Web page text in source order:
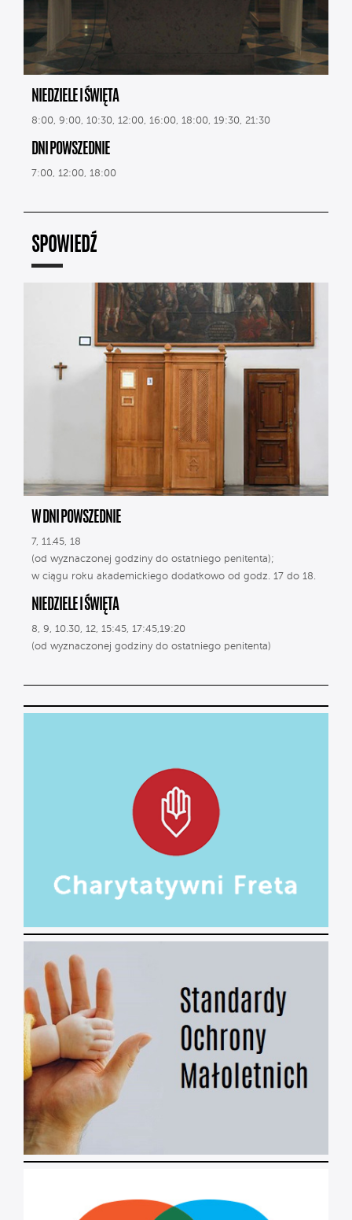
NIEDZIELE I ŚWIĘTA
8:00, 9:00, 10:30, 12:00, 16:00, 18:00, 19:30, 21:30
DNI POWSZEDNIE
7:00, 12:00, 18:00
SPOWIEDŹ
W DNI POWSZEDNIE
7, 11.45, 18
(od wyznaczonej godziny do ostatniego penitenta);
w ciągu roku akademickiego dodatkowo od godz. 17 do 18.
NIEDZIELE I ŚWIĘTA
8, 9, 10.30, 12, 15:45, 17:45,19:20
(od wyznaczonej godziny do ostatniego penitenta)